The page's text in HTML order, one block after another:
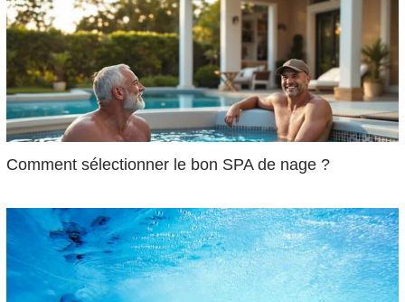
Comment sélectionner le bon SPA de nage ?